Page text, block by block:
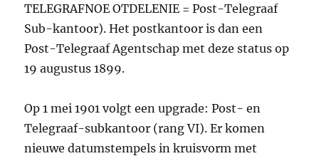
TELEGRAFNOE OTDELENIE = Post-Telegraaf
Sub-kantoor). Het postkantoor is dan een
Post-Telegraaf Agentschap met deze status op
19 augustus 1899.
Op 1 mei 1901 volgt een upgrade: Post- en
Telegraaf-subkantoor (rang VI). Er komen
nieuwe datumstempels in kruisvorm met